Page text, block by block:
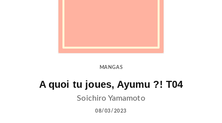
MANGAS
A quoi tu joues, Ayumu ?! T04
Soichiro Yamamoto
08/03/2023